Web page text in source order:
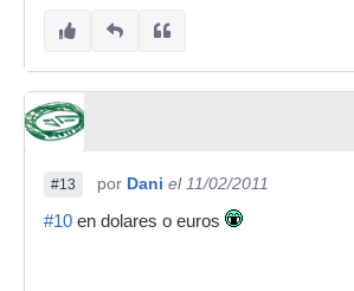
#13 por Dani el 11/02/2011
#10 en dolares o euros